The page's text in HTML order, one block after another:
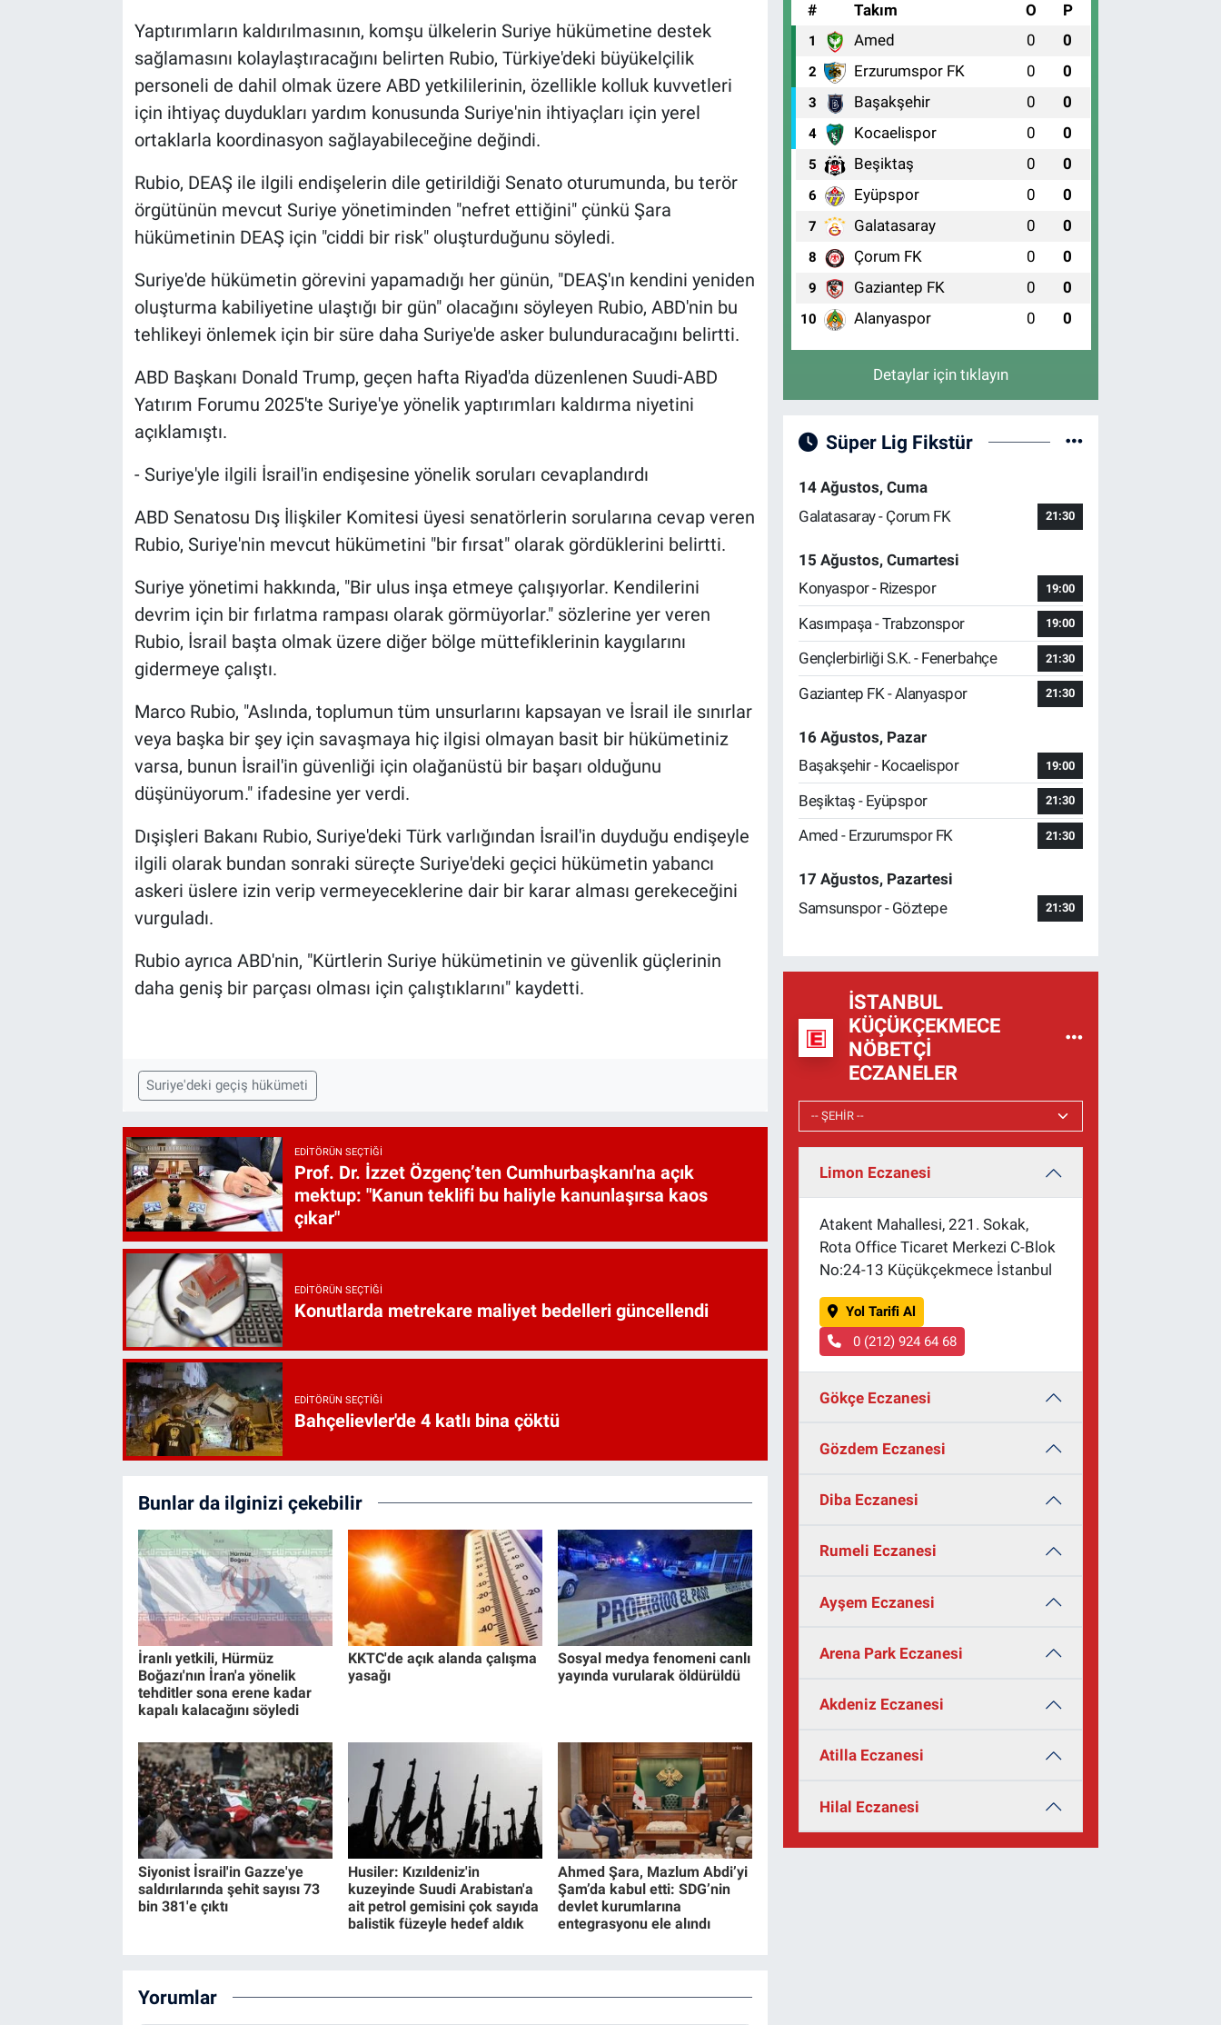
Yaptırımların kaldırılmasının, komşu ülkelerin Suriye hükümetine destek
sağlamasını kolaylaştıracağını belirten Rubio, Türkiye'deki büyükelçilik
personeli de dahil olmak üzere ABD yetkililerinin, özellikle kolluk kuvvetleri
için ihtiyaç duydukları yardım konusunda Suriye'nin ihtiyaçları için yerel
ortaklarla koordinasyon sağlayabileceğine değindi.
Rubio, DEAŞ ile ilgili endişelerin dile getirildiği Senato oturumunda, bu terör
örgütünün mevcut Suriye yönetiminden "nefret ettiğini" çünkü Şara
hükümetinin DEAŞ için "ciddi bir risk" oluşturduğunu söyledi.
Suriye'de hükümetin görevini yapamadığı her günün, "DEAŞ'ın kendini yeniden
oluşturma kabiliyetine ulaştığı bir gün" olacağını söyleyen Rubio, ABD'nin bu
tehlikeyi önlemek için bir süre daha Suriye'de asker bulunduracağını belirtti.
ABD Başkanı Donald Trump, geçen hafta Riyad'da düzenlenen Suudi-ABD
Yatırım Forumu 2025'te Suriye'ye yönelik yaptırımları kaldırma niyetini
açıklamıştı.
- Suriye'yle ilgili İsrail'in endişesine yönelik soruları cevaplandırdı
ABD Senatosu Dış İlişkiler Komitesi üyesi senatörlerin sorularına cevap veren
Rubio, Suriye'nin mevcut hükümetini "bir fırsat" olarak gördüklerini belirtti.
Suriye yönetimi hakkında, "Bir ulus inşa etmeye çalışıyorlar. Kendilerini
devrim için bir fırlatma rampası olarak görmüyorlar." sözlerine yer veren
Rubio, İsrail başta olmak üzere diğer bölge müttefiklerinin kaygılarını
gidermeye çalıştı.
Marco Rubio, "Aslında, toplumun tüm unsurlarını kapsayan ve İsrail ile sınırlar
veya başka bir şey için savaşmaya hiç ilgisi olmayan basit bir hükümetiniz
varsa, bunun İsrail'in güvenliği için olağanüstü bir başarı olduğunu
düşünüyorum." ifadesine yer verdi.
Dışişleri Bakanı Rubio, Suriye'deki Türk varlığından İsrail'in duyduğu endişeyle
ilgili olarak bundan sonraki süreçte Suriye'deki geçici hükümetin yabancı
askeri üslere izin verip vermeyeceklerine dair bir karar alması gerekeceğini
vurguladı.
Rubio ayrıca ABD'nin, "Kürtlerin Suriye hükümetinin ve güvenlik güçlerinin
daha geniş bir parçası olması için çalıştıklarını" kaydetti.
Suriye'deki geçiş hükümeti
EDITÖRÜN SEÇTIĞI
Prof. Dr. İzzet Özgenç’ten Cumhurbaşkanı'na açık
mektup: "Kanun teklifi bu haliyle kanunlaşırsa kaos
çıkar"
EDITÖRÜN SEÇTIĞI
Konutlarda metrekare maliyet bedelleri güncellendi
EDITÖRÜN SEÇTIĞI
Bahçelievler'de 4 katlı bina çöktü
Bunlar da ilginizi çekebilir
İranlı yetkili, Hürmüz
Boğazı'nın İran'a yönelik
tehditler sona erene kadar
kapalı kalacağını söyledi
KKTC'de açık alanda çalışma
yasağı
Sosyal medya fenomeni canlı
yayında vurularak öldürüldü
Siyonist İsrail'in Gazze'ye
saldırılarında şehit sayısı 73
bin 381'e çıktı
Husiler: Kızıldeniz'in
kuzeyinde Suudi Arabistan'a
ait petrol gemisini çok sayıda
balistik füzeyle hedef aldık
Ahmed Şara, Mazlum Abdi’yi
Şam’da kabul etti: SDG’nin
devlet kurumlarına
entegrasyonu ele alındı
Yorumlar
#
Takım O P
1 Amed 0 0
2 Erzurumspor FK 0 0
3 Başakşehir 0 0
4 Kocaelispor 0 0
5 Beşiktaş 0 0
6 Eyüpspor 0 0
7 Galatasaray 0 0
8 Çorum FK 0 0
9 Gaziantep FK 0 0
10 Alanyaspor 0 0
Detaylar için tıklayın
Süper Lig Fikstür
14 Ağustos, Cuma
Galatasaray - Çorum FK
21:30
15 Ağustos, Cumartesi
Konyaspor - Rizespor
19:00
Kasımpaşa - Trabzonspor 19:00
Gençlerbirliği S.K. - Fenerbahçe 21:30
Gaziantep FK - Alanyaspor 21:30
16 Ağustos, Pazar
Başakşehir - Kocaelispor
19:00
Beşiktaş - Eyüpspor 21:30
Amed - Erzurumspor FK 21:30
17 Ağustos, Pazartesi
Samsunspor - Göztepe
21:30
İSTANBUL
KÜÇÜKÇEKMECE
NÖBETÇI
ECZANELER
Limon Eczanesi
Atakent Mahallesi, 221. Sokak,
Rota Office Ticaret Merkezi C-Blok
No:24-13 Küçükçekmece İstanbul
Yol Tarifi Al
0 (212) 924 64 68
Gökçe Eczanesi
Gözdem Eczanesi
Diba Eczanesi
Rumeli Eczanesi
Ayşem Eczanesi
Arena Park Eczanesi
Akdeniz Eczanesi
Atilla Eczanesi
Hilal Eczanesi